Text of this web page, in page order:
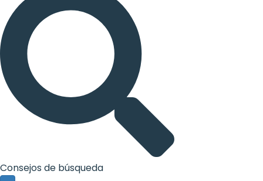
Consejos de búsqueda